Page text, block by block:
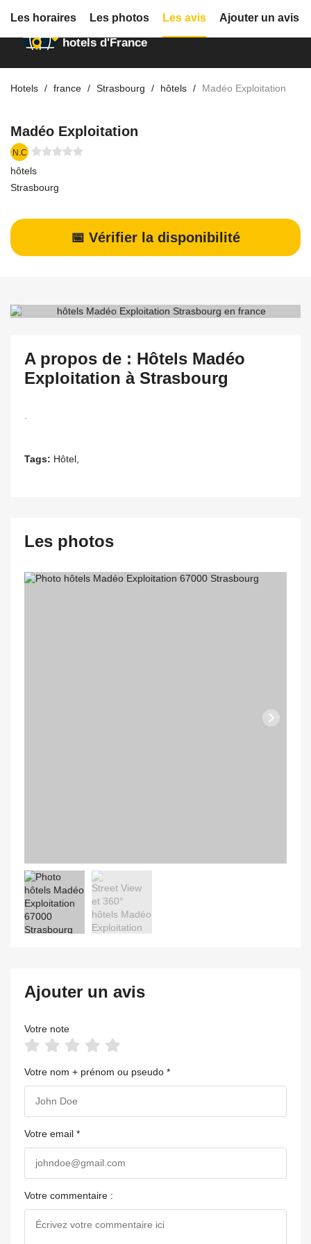
Annuaire des
hotels d'France
Hotels france Strasbourg hôtels Madéo Exploitation
Madéo Exploitation
N.C
hôtels
Strasbourg
📅 Vérifier la disponibilité
Les horaires Les photos Les avis Ajouter un avis
A propos de : Hôtels Madéo
Exploitation à Strasbourg
Tags: Hôtel,
Les photos
Ajouter un avis
Votre note
Votre nom + prénom ou pseudo *
Votre email *
Votre commentaire :